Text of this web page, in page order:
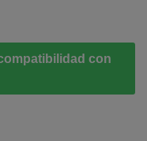
con